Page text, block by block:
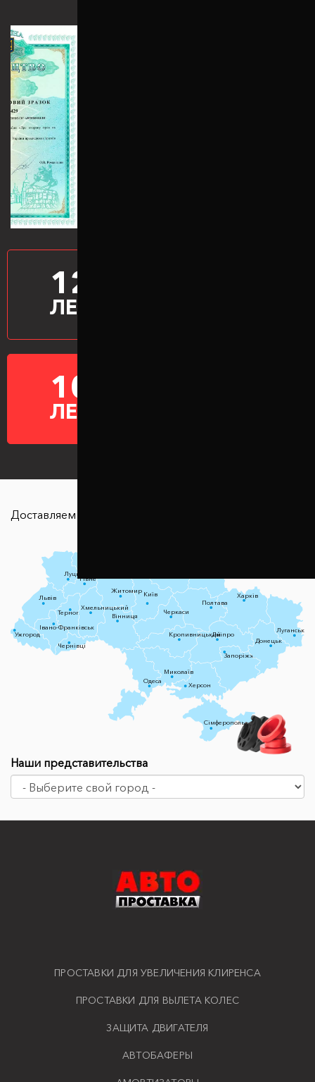
12
ЛЕТ
10
ЛЕТ
Доставляем в любую точку страны
Сімферополь
Луцьк
Київ
Житомир
Тернопіль
Рівне
Львів
Дніпро
Кропивницький
Харків
Полтава
Черкаси
Запоріжжя
Херсон
Донецьк
Луганськ
Ужгород
Чернівці
Вінниця
Хмельницький
Івано-Франківськ
Миколаїв
Одеса
Наши представительства
ПРОСТАВКИ ДЛЯ УВЕЛИЧЕНИЯ КЛИРЕНСА
ПРОСТАВКИ ДЛЯ ВЫЛЕТА КОЛЕС
ЗАЩИТА ДВИГАТЕЛЯ
АВТОБАФЕРЫ